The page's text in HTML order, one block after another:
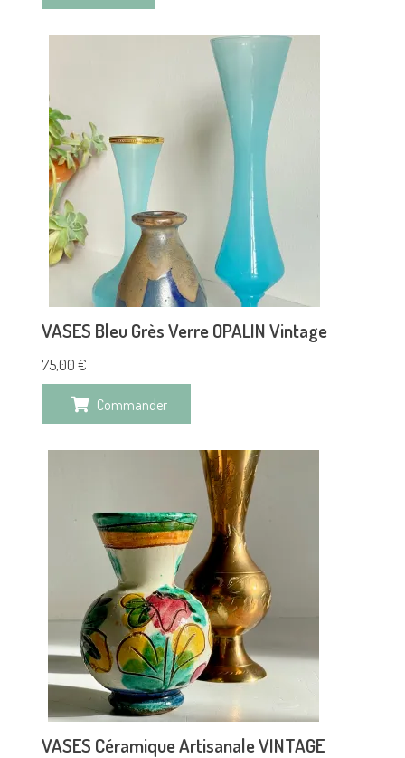
VASES Bleu Grès Verre OPALIN Vintage
75,00 €
Commander
VASES Céramique Artisanale VINTAGE